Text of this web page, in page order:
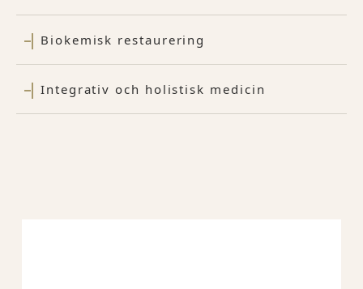
Biokemisk restaurering
Integrativ och holistisk medicin